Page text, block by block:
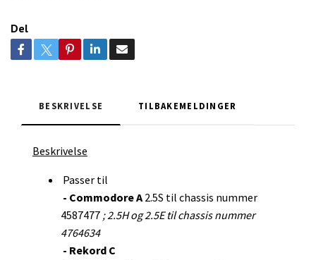
Del
BESKRIVELSE TILBAKEMELDINGER
Beskrivelse
Passer til
- Commodore A2.5S til chassis nummer
4587477 ; 2.5H og 2.5E til chassis nummer
4764634
- Rekord C